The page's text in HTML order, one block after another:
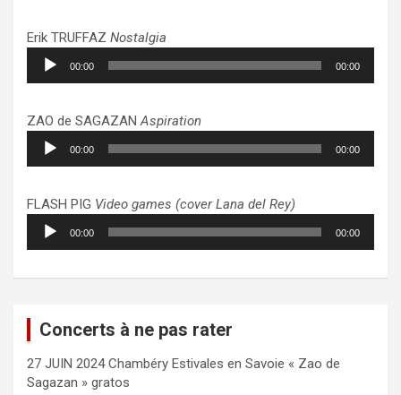
Erik TRUFFAZ Nostalgia
Lecteur
audio
00:00 00:00
ZAO de SAGAZANAspiration
Lecteur
audio
00:00 00:00
FLASH PIG Video games (cover Lana del Rey)
Lecteur
audio
00:00 00:00
Concerts à ne pas rater
27 JUIN 2024 Chambéry Estivales en Savoie « Zao de
Sagazan » gratos